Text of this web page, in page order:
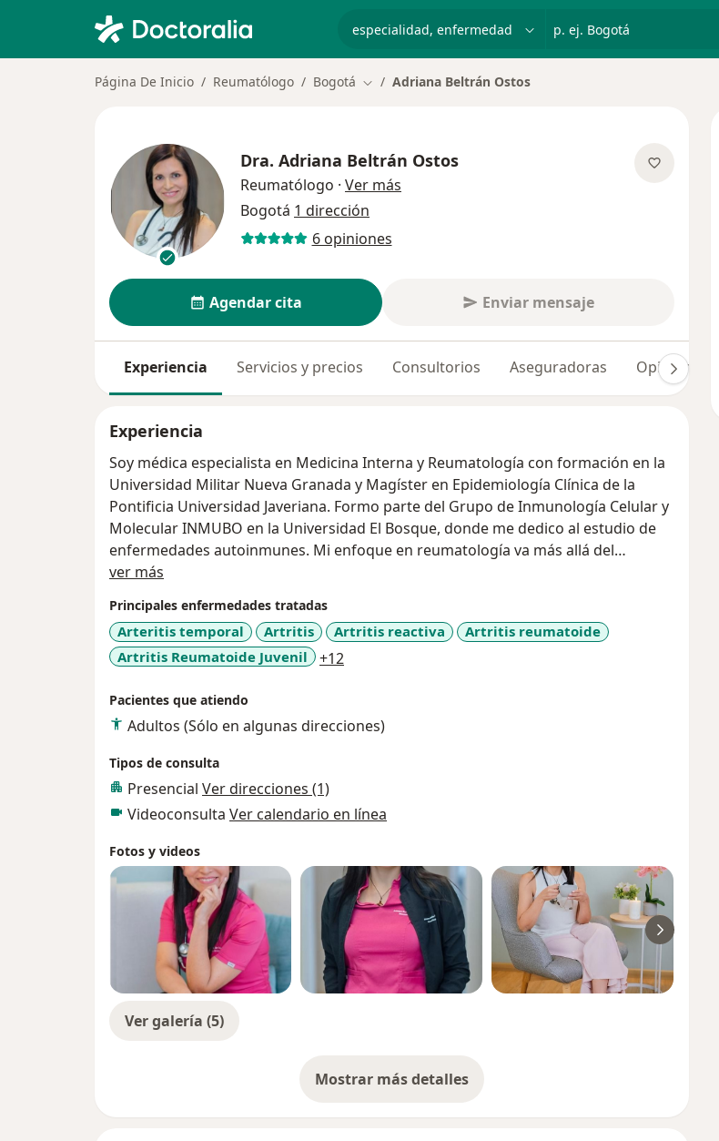
p. ej. Bogotá
Página De Inicio Reumatólogo Bogotá Cambiar de ciudad
Adriana Beltrán Ostos
Dra. Adriana Beltrán Ostos
Reumatólogo · Ver más
Bogotá 1 dirección
6 opiniones
Agendar cita Enviar mensaje
Experiencia Servicios y precios Consultorios Aseguradoras Opiniones (6)
Experiencia
Soy médica especialista en Medicina Interna y Reumatología con formación en la
Universidad Militar Nueva Granada y Magíster en Epidemiología Clínica de la
Pontificia Universidad Javeriana. Formo parte del Grupo de Inmunología Celular y
Molecular INMUBO en la Universidad El Bosque, donde me dedico al estudio de
enfermedades autoinmunes. Mi enfoque en reumatología va más allá del
tratamiento convencional. Creo en un abordaje integral y holístico, combinando
alimentación, técnicas de relajación, y un estilo de vida saludable. Además,
promuevo un manejo conjunto de la enfermedad, en el cual el paciente es un
participante activo en su propio tratamiento. Mi objetivo es conformar un equipo
mejor control de la enfermedad, mejorar la calidad de vida, disminuir el dolor con
un mínimo de medicamentos, y potenciar el bienestar general. Si buscas un
en tu bienestar, estaré encantada de acompañarte en este camino hacia una
mejor salud.
Como reumatóloga, estoy aquí para acompañarte en el diagnóstico, tratamiento
y control de enfermedades que afectan tus articulaciones, huesos, músculos y
sistema inmunológico. Atiendo condiciones como artritis reumatoide, lupus,
fibromialgia, artrosis, osteoporosis, espondilitis anquilosante, vasculitis, y
muchas otras enfermedades autoinmunes.
Mi compromiso es ofrecerte una atención personalizada, basada en los últimos
avances médicos, para mejorar tu calidad de vida, aliviar el dolor y preservar tu
Cada paciente es único, y juntos encontraremos el camino más adecuado para tu
ver más
Principales enfermedades tratadas
Arteritis temporal Artritis Artritis reactiva
Artritis reumatoide
Artritis Reumatoide Juvenil
+12
Pacientes que atiendo
Adultos (Sólo en algunas direcciones)
Tipos de consulta
Presencial Ver direcciones (1)
Videoconsulta Ver calendario en línea
Fotos y videos
Ver galería (5)
Mostrar más detalles
sobre la experiencia